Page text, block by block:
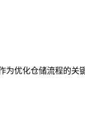
优化仓储流程的